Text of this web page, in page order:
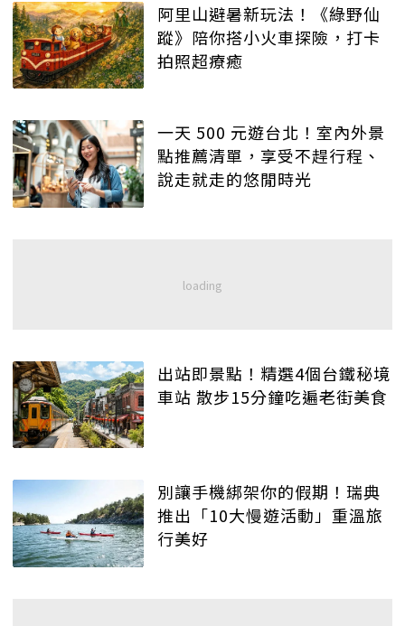
阿里山避暑新玩法！《綠野仙
蹤》陪你搭小火車探險，打卡
拍照超療癒
一天 500 元遊台北！室內外景
點推薦清單，享受不趕行程、
說走就走的悠閒時光
出站即景點！精選4個台鐵秘境
車站 散步15分鐘吃遍老街美食
別讓手機綁架你的假期！瑞典
推出「10大慢遊活動」重溫旅
行美好